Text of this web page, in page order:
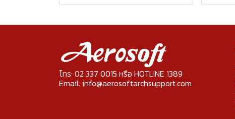
โทร: 02 337 0015 หรือ HOTLINE 1389
Email: info@aerosoftarchsupport.com